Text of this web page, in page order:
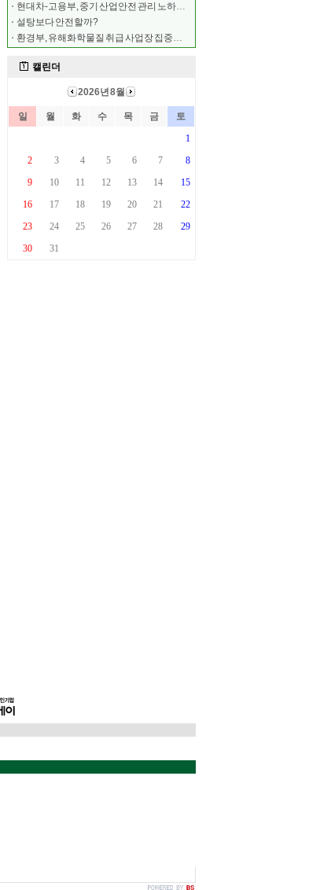
현대차-고용부, 중기 산업안전 관리 노하우 공유
설탕보다 안전할까?
환경부, 유해화학물질 취급 사업장 집중안전점검